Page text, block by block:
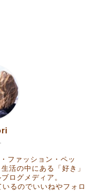
ファッション・ペッ
活の中にある「好き」
ログメディア。
るのでいいねやフォロ
Goods